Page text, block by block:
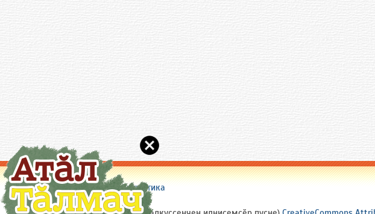
Сайт пирки|Пулӑшу|Статистика
(c) 2005-2026 Chuvash.Org